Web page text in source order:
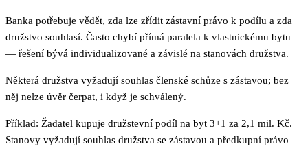
Banka potřebuje vědět, zda lze zřídit zástavní právo k podílu a zda
družstvo souhlasí. Často chybí přímá paralela k vlastnickému bytu
— řešení bývá individualizované a závislé na stanovách družstva.
Některá družstva vyžadují souhlas členské schůze s zástavou; bez
něj nelze úvěr čerpat, i když je schválený.
Příklad: Žadatel kupuje družstevní podíl na byt 3+1 za 2,1 mil. Kč.
Stanovy vyžadují souhlas družstva se zástavou a předkupní právo